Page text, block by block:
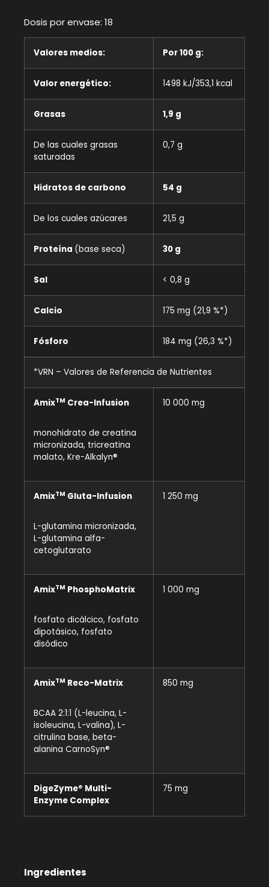
Dosis por envase: 18
Valores medios: Por 100 g:
Valor energético: 1498 kJ/353,1 kcal
Grasas 1,9 g
De las cuales grasas
saturadas
0,7 g
Hidratos de carbono 54 g
De los cuales azúcares 21,5 g
Proteína (base seca) 30 g
Sal < 0,8 g
Calcio 175 mg (21,9 %*)
Fósforo 184 mg (26,3 %*)
*VRN – Valores de Referencia de Nutrientes
AmixTM Crea-Infusion
monohidrato de creatina
micronizada, tricreatina
malato, Kre-Alkalyn®
10 000 mg
AmixTM Gluta-Infusion
L-glutamina micronizada,
L-glutamina alfa-
cetoglutarato
1 250 mg
AmixTM PhosphoMatrix
fosfato dicálcico, fosfato
dipotásico, fosfato
disódico
1 000 mg
AmixTM Reco-Matrix
BCAA 2:1:1 (L-leucina, L-
isoleucina, L-valina), L-
citrulina base, beta-
alanina CarnoSyn®
850 mg
DigeZyme® Multi-
Enzyme Complex
75 mg
Ingredientes